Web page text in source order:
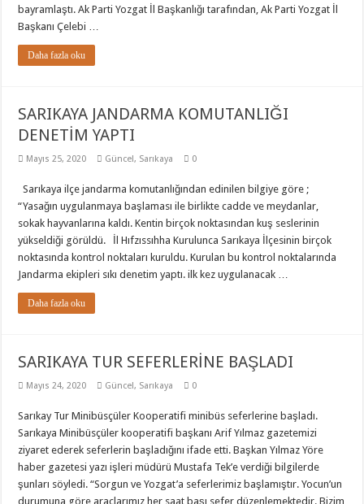
bayramlaştı. Ak Parti Yozgat İl Başkanlığı tarafından, Ak Parti Yozgat İl
Başkanı Çelebi …
Daha fazla oku
SARIKAYA JANDARMA KOMUTANLIĞI
DENETİM YAPTI
Mayıs 25, 2020 Güncel, Sarıkaya 0
Sarıkaya ilçe jandarma komutanlığından edinilen bilgiye göre ;
“Yasağın uygulanmaya başlaması ile birlikte cadde ve meydanlar,
sokak hayvanlarına kaldı. Kentin birçok noktasından kuş seslerinin
yükseldiği görüldü. İl Hıfzıssıhha Kurulunca Sarıkaya İlçesinin birçok
noktasında kontrol noktaları kuruldu. Kurulan bu kontrol noktalarında
Jandarma ekipleri sıkı denetim yaptı. ilk kez uygulanacak …
Daha fazla oku
SARIKAYA TUR SEFERLERİNE BAŞLADI
Mayıs 24, 2020 Güncel, Sarıkaya 0
Sarıkay Tur Minibüsçüler Kooperatifi minibüs seferlerine başladı.
Sarıkaya Minibüsçüler kooperatifi başkanı Arif Yılmaz gazetemizi
ziyaret ederek seferlerin başladığını ifade etti. Başkan Yılmaz Yöre
haber gazetesi yazı işleri müdürü Mustafa Tek’e verdiği bilgilerde
şunları söyledi. “Sorgun ve Yozgat’a seferlerimiz başlamıştır. Yocun’un
durumuna göre araçlarımız her saat başı sefer düzenlemektedir. Bizim